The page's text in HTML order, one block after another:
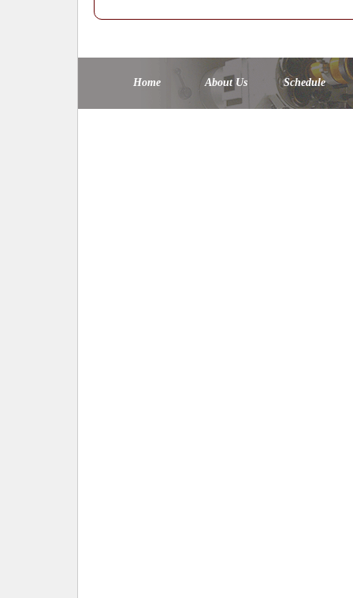
Home About Us Schedule